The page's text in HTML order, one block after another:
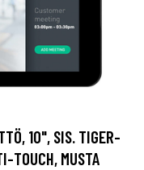
10", SIS. TIGER-
TOUCH, MUSTA